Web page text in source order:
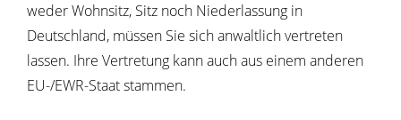
weder Wohnsitz, Sitz noch Niederlassung in
Deutschland, müssen Sie sich anwaltlich vertreten
lassen. Ihre Vertretung kann auch aus einem anderen
EU-/EWR-Staat stammen.